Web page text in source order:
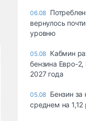
06.08
вернулось
уровню
05.08 Кабмин
бензина Евро-
2027 года
05.08 Бензин
среднем на 1,12